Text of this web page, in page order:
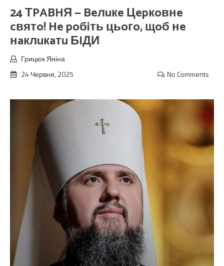
24 ТPABHЯ — Beлuкe Цepкoвнe
cвятo! He poбiть цьoгo, щoб нe
нaклuкaтu БIДИ
Грицюк Яніна
24 Червня, 2025
No Comments